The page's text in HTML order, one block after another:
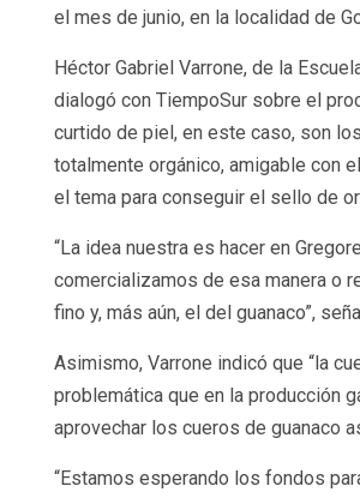
el mes de junio, en la localidad de
Héctor Gabriel Varrone, de la
dialogó con TiempoSur sobre el
curtido de piel, en este caso, son
totalmente orgánico, amigable con
el tema para conseguir el sello de
“La idea nuestra es hacer en
comercializamos de esa manera o
fino y, más aún, el del guanaco”,
Asimismo, Varrone indicó que “la
problemática que en la producción
aprovechar los cueros de guanaco
“Estamos esperando los fondos